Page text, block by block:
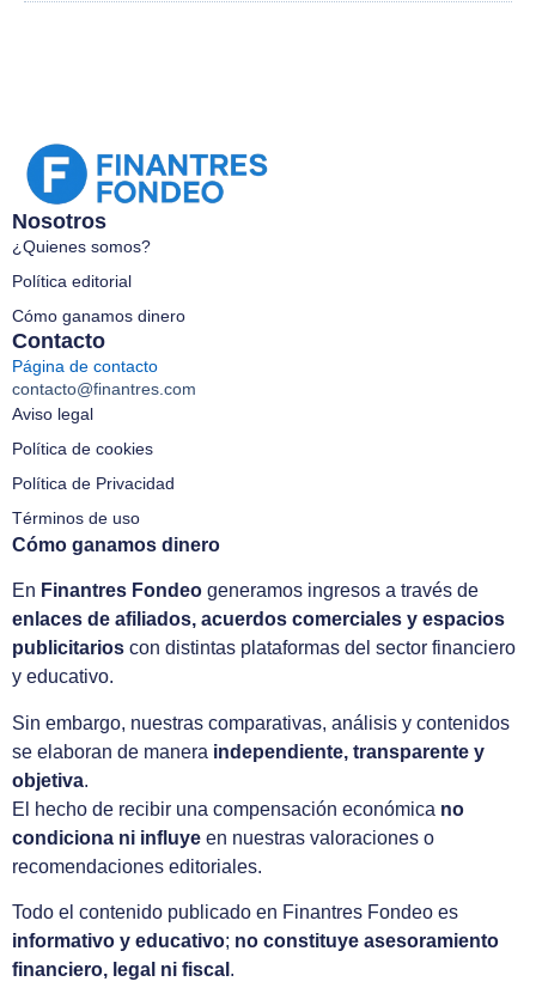
Nosotros
¿Quienes somos?
Política editorial
Cómo ganamos dinero
Contacto
Página de contacto
contacto@finantres.com
Aviso legal
Política de cookies
Política de Privacidad
Términos de uso
Cómo ganamos dinero
En Finantres Fondeo generamos ingresos a través de
enlaces de afiliados, acuerdos comerciales y espacios
publicitarios con distintas plataformas del sector financiero
y educativo.
Sin embargo, nuestras comparativas, análisis y contenidos
se elaboran de manera independiente, transparente y
objetiva.
El hecho de recibir una compensación económica no
condiciona ni influye en nuestras valoraciones o
recomendaciones editoriales.
Todo el contenido publicado en Finantres Fondeo es
informativo y educativo; no constituye asesoramiento
financiero, legal ni fiscal .